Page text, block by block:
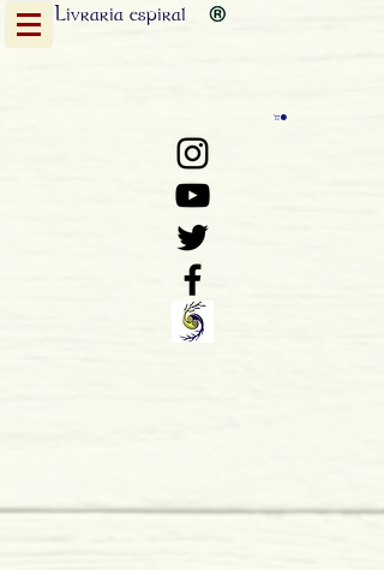
Livraria espiral